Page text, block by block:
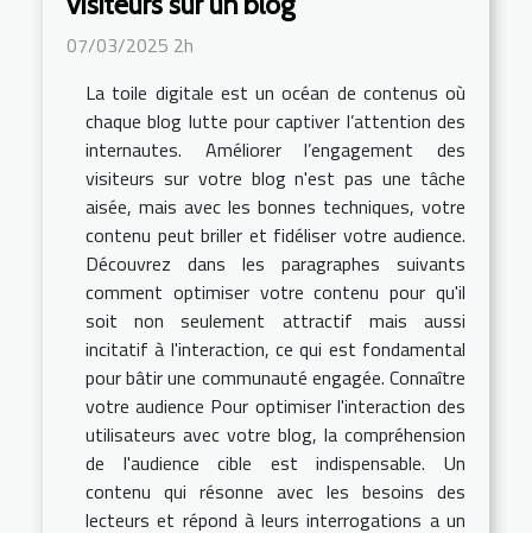
07/03/2025 2h
La toile digitale est un océan de contenus où
chaque blog lutte pour captiver l’attention des
internautes. Améliorer l’engagement des
visiteurs sur votre blog n'est pas une tâche
aisée, mais avec les bonnes techniques, votre
contenu peut briller et fidéliser votre audience.
Découvrez dans les paragraphes suivants
comment optimiser votre contenu pour qu'il
soit non seulement attractif mais aussi
incitatif à l'interaction, ce qui est fondamental
pour bâtir une communauté engagée. Connaître
votre audience Pour optimiser l'interaction des
utilisateurs avec votre blog, la compréhension
de l'audience cible est indispensable. Un
contenu qui résonne avec les besoins des
lecteurs et répond à leurs interrogations a un